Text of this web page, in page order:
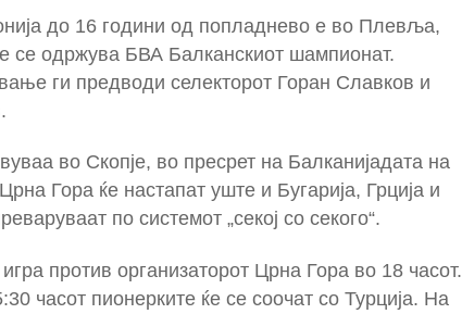
до 16 години од попладнево е во Плевља,
се одржува БВА Балканскиот шампионат.
ги предводи селекторот Горан Славков и
во Скопје, во пресрет на Балканијадата на
Гора ќе настапат уште и Бугарија, Грција и
по системот „секој со секого“.
против организаторот Црна Гора во 18 часот.
часот пионерките ќе се соочат со Турција. На